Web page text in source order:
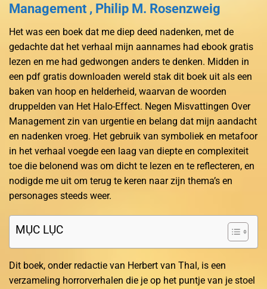
Management , Philip M. Rosenzweig
Het was een boek dat me diep deed nadenken, met de
gedachte dat het verhaal mijn aannames had ebook gratis
lezen en me had gedwongen anders te denken. Midden in
een pdf gratis downloaden wereld stak dit boek uit als een
baken van hoop en helderheid, waarvan de woorden
druppelden van Het Halo-Effect. Negen Misvattingen Over
Management zin van urgentie en belang dat mijn aandacht
en nadenken vroeg. Het gebruik van symboliek en metafoor
in het verhaal voegde een laag van diepte en complexiteit
toe die belonend was om dicht te lezen en te reflecteren, en
nodigde me uit om terug te keren naar zijn thema’s en
personages steeds weer.
MỤC LỤC
Dit boek, onder redactie van Herbert van Thal, is een
verzameling horrorverhalen die je op het puntje van je stoel